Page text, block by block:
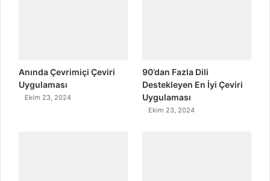
Anında Çevrimiçi Çeviri
Uygulaması
Ekim 23, 2024
90’dan Fazla Dili
Destekleyen En İyi Çeviri
Uygulaması
Ekim 23, 2024